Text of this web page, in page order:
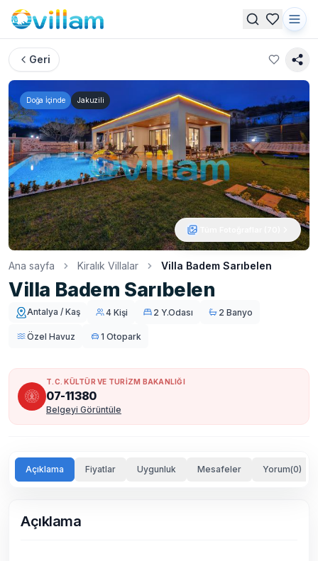
Geri
Doğa İçinde Jakuzili
Ana sayfa Kiralık Villalar Villa Badem Sarıbelen
Villa Badem Sarıbelen
Antalya / Kaş 4 Kişi 2 Y.Odası 2 Banyo
Özel Havuz 1 Otopark
T.C. KÜLTÜR VE TURİZM BAKANLIĞI
07-11380
Belgeyi Görüntüle
Açıklama Fiyatlar Uygunluk Mesafeler Yorum(0)
Açıklama